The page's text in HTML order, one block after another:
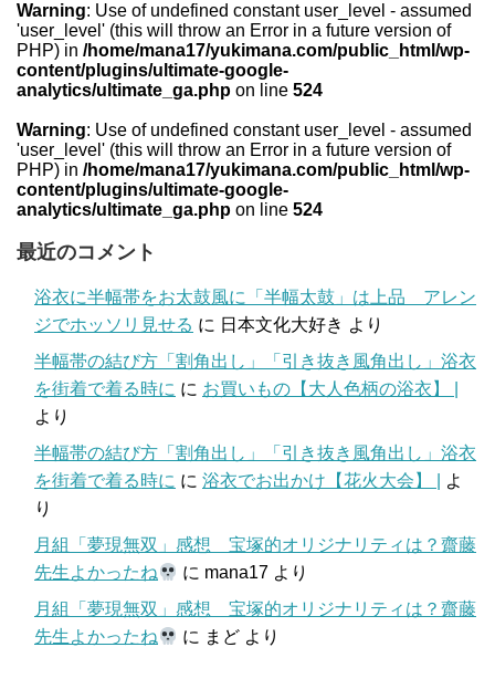
Warning: Use of undefined constant user_level - assumed
'user_level' (this will throw an Error in a future version of
PHP) in /home/mana17/yukimana.com/public_html/wp-
content/plugins/ultimate-google-
analytics/ultimate_ga.php on line 524
Warning: Use of undefined constant user_level - assumed
'user_level' (this will throw an Error in a future version of
PHP) in /home/mana17/yukimana.com/public_html/wp-
content/plugins/ultimate-google-
analytics/ultimate_ga.php on line 524
最近のコメント
浴衣に半幅帯をお太鼓風に「半幅太鼓」は上品 アレン
ジでホッソリ見せる に 日本文化大好き より
半幅帯の結び方「割角出し」「引き抜き風角出し」浴衣
を街着で着る時に に お買いもの【大人色柄の浴衣】 |
より
半幅帯の結び方「割角出し」「引き抜き風角出し」浴衣
を街着で着る時に に 浴衣でお出かけ【花火大会】 |
よ
り
月組「夢現無双」感想 宝塚的オリジナリティは？齋藤
先生よかったね
に mana17 より
月組「夢現無双」感想 宝塚的オリジナリティは？齋藤
先生よかったね
に まど より